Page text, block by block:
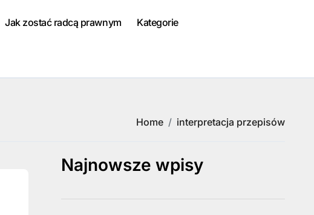
Jak zostać radcą prawnym Kategorie
Home interpretacja przepisów
Najnowsze wpisy